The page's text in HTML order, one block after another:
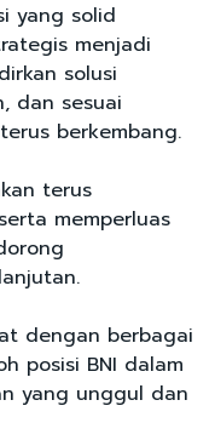
yang solid
menjadi
solusi
dan sesuai
berkembang.
terus
memperluas
dengan berbagai
posisi BNI dalam
yang unggul dan